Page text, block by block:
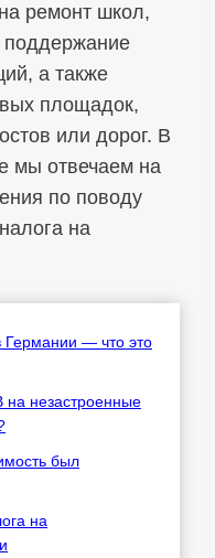
ремонт школ,
поддержание
а также
площадок,
или дорог. В
мы отвечаем на
по поводу
на
Германии — что это
на незастроенные
был
на